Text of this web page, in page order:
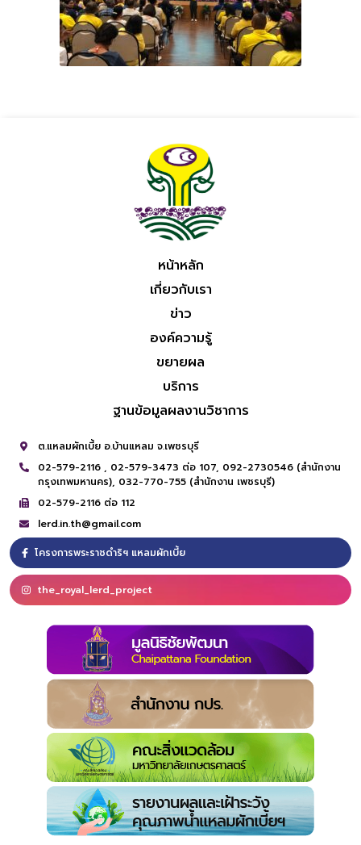
หน้าหลัก
เกี่ยวกับเรา
ข่าว
องค์ความรู้
ขยายผล
บริการ
ฐานข้อมูลผลงานวิชาการ
ต.แหลมผักเบี้ย อ.บ้านแหลม จ.เพชรบุรี
02-579-2116 , 02-579-3473 ต่อ 107, 092-2730546 (สำนักงาน
กรุงเทพมหานคร), 032-770-755 (สำนักงาน เพชรบุรี)
02-579-2116 ต่อ 112
lerd.in.th@gmail.com
โครงการพระราชดำริฯ แหลมผักเบี้ย
the_royal_lerd_project